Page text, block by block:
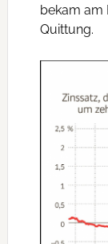
bekam am
Quittung.